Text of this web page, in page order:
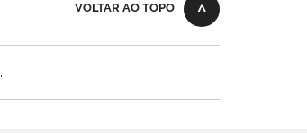
VOLTAR AO TOPO
.